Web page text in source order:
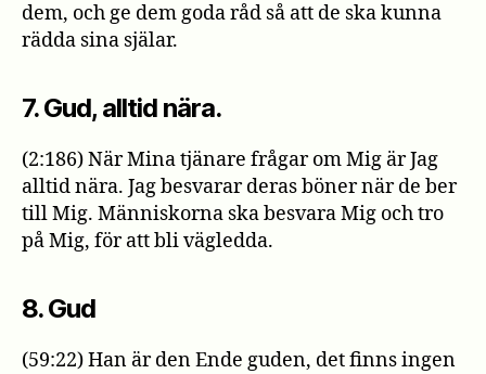
dem, och ge dem goda råd så att de ska kunna
rädda sina själar.
7. Gud, alltid nära.
(2:186) När Mina tjänare frågar om Mig är Jag
alltid nära. Jag besvarar deras böner när de ber
till Mig. Människorna ska besvara Mig och tro
på Mig, för att bli vägledda.
8. Gud
(59:22) Han är den Ende guden, det finns ingen